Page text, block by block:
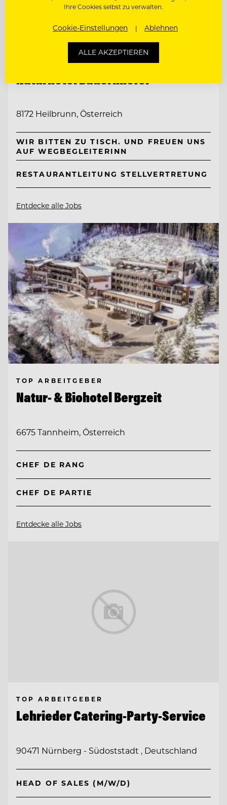
TOP ARBEITGEBER
Naturhotel Bauernhofer
8172 Heilbrunn, Österreich
WIR BITTEN ZU TISCH. UND FREUEN UNS
AUF WEGBEGLEITERINN
RESTAURANTLEITUNG STELLVERTRETUNG
Entdecke alle Jobs
TOP ARBEITGEBER
Natur- & Biohotel Bergzeit
6675 Tannheim, Österreich
CHEF DE RANG
CHEF DE PARTIE
Entdecke alle Jobs
TOP ARBEITGEBER
Lehrieder Catering-Party-Service
90471 Nürnberg - Südoststadt , Deutschland
HEAD OF SALES (M/W/D)
Ihre Cookies selbst zu verwalten.
Cookie-Einstellungen Ablehnen
ALLE AKZEPTIEREN